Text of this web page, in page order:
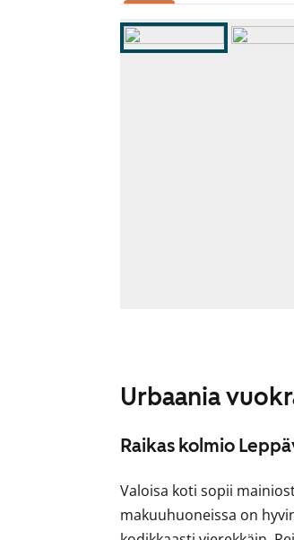
Urbaania
Raikas kolmio
Valoisa koti sopii
makuuhuoneissa on